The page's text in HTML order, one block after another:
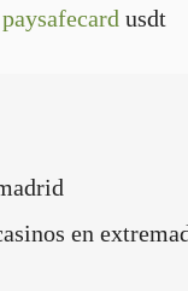
usdt
en